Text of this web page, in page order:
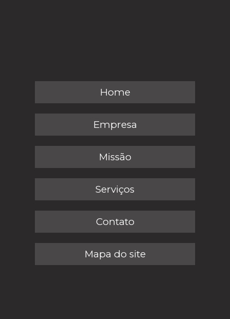
Home
Empresa
Missão
Serviços
Contato
Mapa do site